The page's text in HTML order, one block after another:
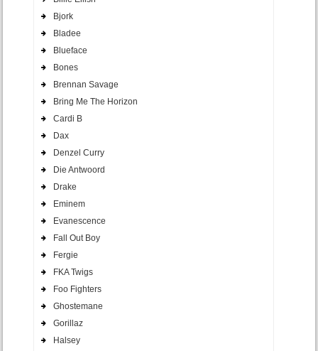
Bjork
Bladee
Blueface
Bones
Brennan Savage
Bring Me The Horizon
Cardi B
Dax
Denzel Curry
Die Antwoord
Drake
Eminem
Evanescence
Fall Out Boy
Fergie
FKA Twigs
Foo Fighters
Ghostemane
Gorillaz
Halsey